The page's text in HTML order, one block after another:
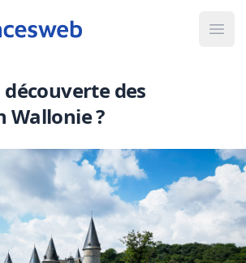
des
Wallonie ?